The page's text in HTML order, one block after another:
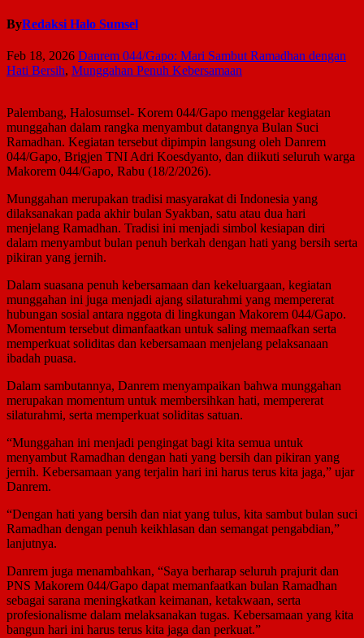
ByRedaksi Halo Sumsel
Feb 18, 2026 Danrem 044/Gapo: Mari Sambut Ramadhan dengan
Hati Bersih, Munggahan Penuh Kebersamaan
Palembang, Halosumsel- Korem 044/Gapo menggelar kegiatan
munggahan dalam rangka menyambut datangnya Bulan Suci
Ramadhan. Kegiatan tersebut dipimpin langsung oleh Danrem
044/Gapo, Brigjen TNI Adri Koesdyanto, dan diikuti seluruh warga
Makorem 044/Gapo, Rabu (18/2/2026).
Munggahan merupakan tradisi masyarakat di Indonesia yang
dilaksanakan pada akhir bulan Syakban, satu atau dua hari
menjelang Ramadhan. Tradisi ini menjadi simbol kesiapan diri
dalam menyambut bulan penuh berkah dengan hati yang bersih serta
pikiran yang jernih.
Dalam suasana penuh kebersamaan dan kekeluargaan, kegiatan
munggahan ini juga menjadi ajang silaturahmi yang mempererat
hubungan sosial antara nggota di lingkungan Makorem 044/Gapo.
Momentum tersebut dimanfaatkan untuk saling memaafkan serta
memperkuat soliditas dan kebersamaan menjelang pelaksanaan
ibadah puasa.
Dalam sambutannya, Danrem menyampaikan bahwa munggahan
merupakan momentum untuk membersihkan hati, mempererat
silaturahmi, serta memperkuat soliditas satuan.
“Munggahan ini menjadi pengingat bagi kita semua untuk
menyambut Ramadhan dengan hati yang bersih dan pikiran yang
jernih. Kebersamaan yang terjalin hari ini harus terus kita jaga,” ujar
Danrem.
“Dengan hati yang bersih dan niat yang tulus, kita sambut bulan suci
Ramadhan dengan penuh keikhlasan dan semangat pengabdian,”
lanjutnya.
Danrem juga menambahkan, “Saya berharap seluruh prajurit dan
PNS Makorem 044/Gapo dapat memanfaatkan bulan Ramadhan
sebagai sarana meningkatkan keimanan, ketakwaan, serta
profesionalisme dalam melaksanakan tugas. Kebersamaan yang kita
bangun hari ini harus terus kita jaga dan perkuat.”